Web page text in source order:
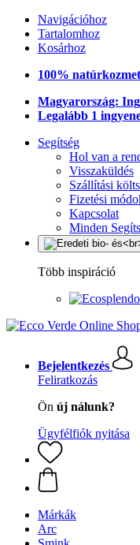
Navigációhoz
Tartalomhoz
Kosárhoz
100%
Magyarország:
Legalább 1
Segítség
Hol van a
Visszaküldés
Szállítási
Fizetési
Kapcsolat
Minden
Több inspiráció
Bejelentkezés
Feliratkozás
Ön új nálunk?
Ügyfélfiók nyitása
Márkák
Arc